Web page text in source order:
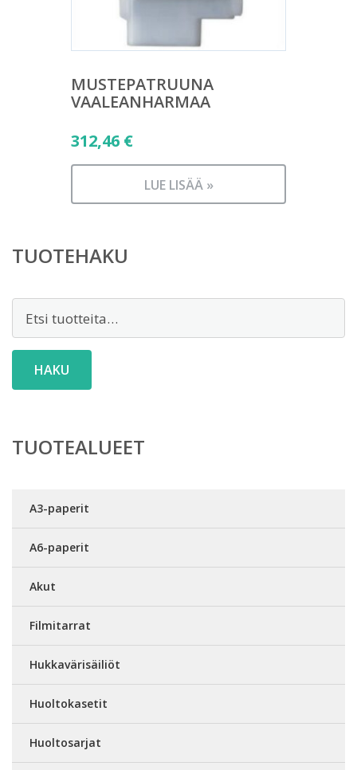
MUSTEPATRUUNA
VAALEANHARMAA
312,46 €
LUE LISÄÄ »
TUOTEHAKU
HAKU
TUOTEALUEET
A3-paperit
A6-paperit
Akut
Filmitarrat
Hukkavärisäiliöt
Huoltokasetit
Huoltosarjat